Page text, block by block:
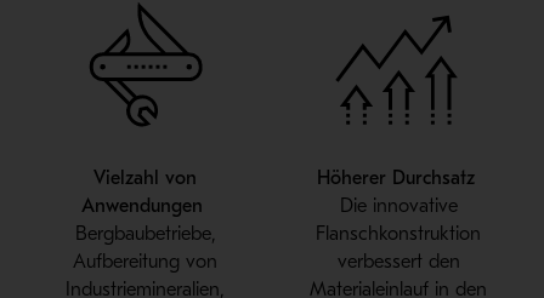
Vielzahl von
Anwendungen
Bergbaubetriebe,
Aufbereitung von
ndustriemineral ien,
Höherer Durchsatz
Die innovative
Flanschkonstruktion
verbessertden
Materialeinlauf in den